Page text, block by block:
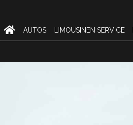
AUTOS LIMOUSINEN SERVICE